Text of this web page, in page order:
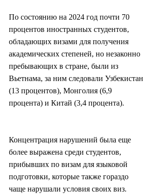
По состоянию на 2024 год почти 70
процентов иностранных студентов,
обладающих визами для получения
академических степеней, но незаконно
пребывающих в стране, были из
Вьетнама, за ним следовали Узбекистан
(13 процентов), Монголия (6,9
процента) и Китай (3,4 процента).
Концентрация нарушений была еще
более выражена среди студентов,
прибывших по визам для языковой
подготовки, которые также гораздо
чаще нарушали условия своих виз.